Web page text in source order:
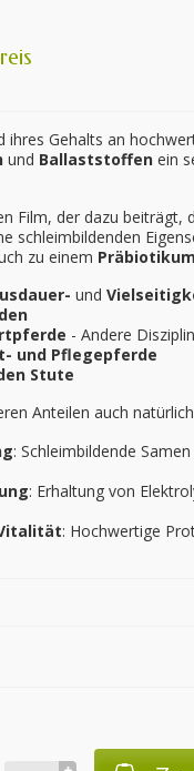
ihres Gehalts an
und Ballaststoffen ein
Film, der dazu beiträgt,
schleimbildenden
zu einem Präbiotikum
und
- Andere
und Pflegepferde
Stute
Anteilen auch
: Schleimbildende
: Erhaltung von
: Hochwertige